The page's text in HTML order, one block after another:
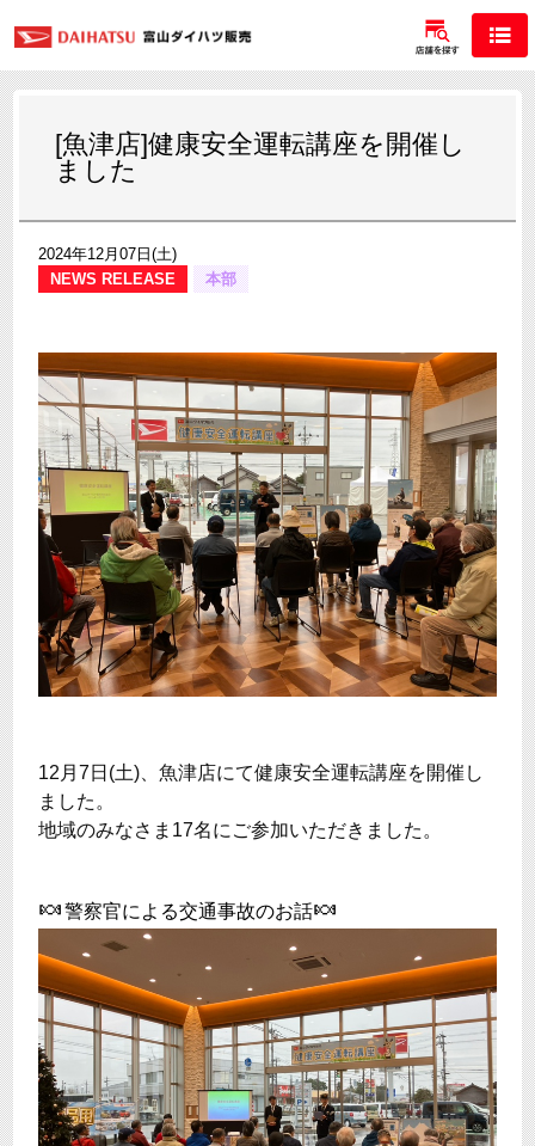
[魚津店]健康安全運転講座を開催し
ました
2024年12月07日(土)
NEWS RELEASE
本部
12月7日(土)、魚津店にて健康安全運転講座を開催し
ました。
地域のみなさま17名にご参加いただきました。
🍬警察官による交通事故のお話🍬